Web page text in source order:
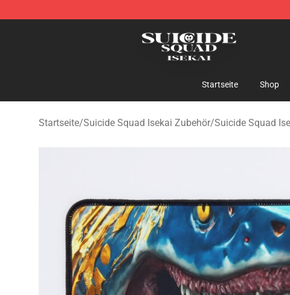
Startseite Shop
Startseite/Suicide Squad Isekai Zubehör/Suicide Squad